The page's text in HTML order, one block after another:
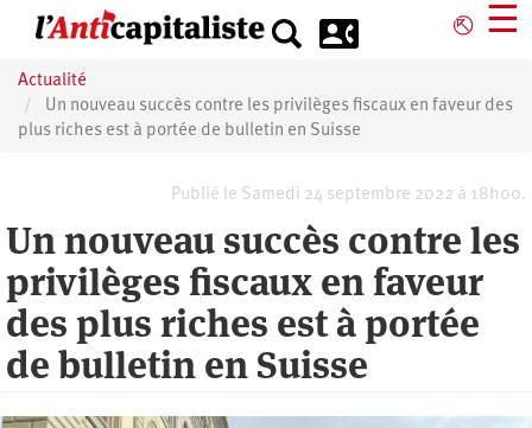
principal
⎋ ☰
Actualité
Un nouveau succès contre les privilèges fiscaux en faveur des
plus riches est à portée de bulletin en Suisse
Publié le Samedi 24 septembre 2022 à 18h00.
Un nouveau succès contre les
privilèges fiscaux en faveur
des plus riches est à portée
de bulletin en Suisse